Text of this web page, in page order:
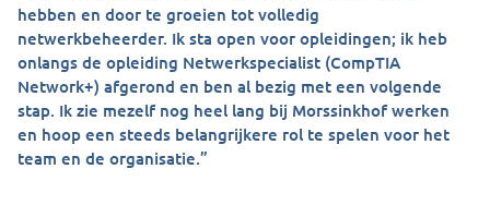
hebben en door te groeien tot volledig
netwerkbeheerder. Ik sta open voor opleidingen; ik heb
onlangs de opleiding Netwerkspecialist (CompTIA
Network+) afgerond en ben al bezig met een volgende
stap. Ik zie mezelf nog heel lang bij Morssinkhof werken
en hoop een steeds belangrijkere rol te spelen voor het
team en de organisatie.”